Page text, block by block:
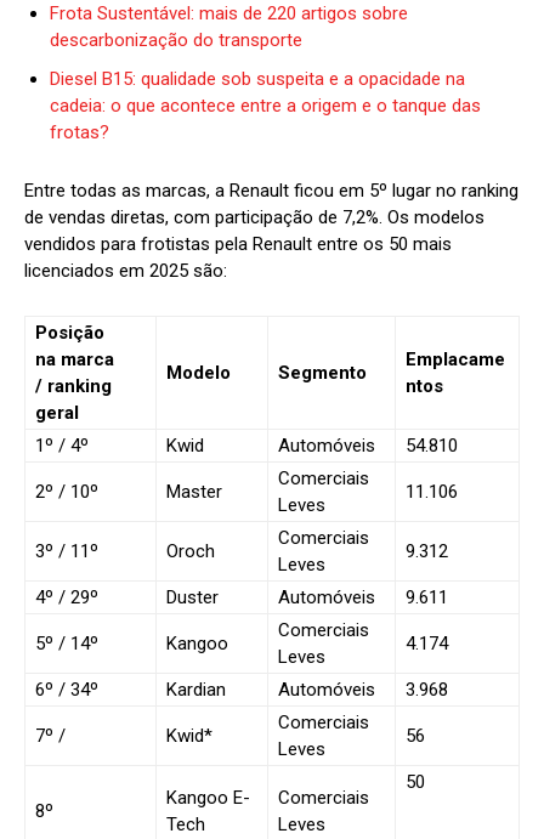
Frota Sustentável: mais de 220 artigos sobre
descarbonização do transporte
Diesel B15: qualidade sob suspeita e a opacidade na
cadeia: o que acontece entre a origem e o tanque das
frotas?
Entre todas as marcas, a Renault ficou em 5º lugar no ranking
de vendas diretas, com participação de 7,2%. Os modelos
vendidos para frotistas pela Renault entre os 50 mais
licenciados em 2025 são:
Posição
na marca
/ ranking
geral
Modelo Segmento
Emplacame
ntos
1º / 4º Kwid Automóveis 54.810
2º / 10º Master
Comerciais
Leves
11.106
3º / 11º Oroch
Comerciais
Leves
9.312
4º / 29º Duster Automóveis 9.611
5º / 14º Kangoo
Comerciais
Leves
4.174
6º / 34º Kardian Automóveis 3.968
7º / Kwid*
Comerciais
Leves
56
8º
Kangoo E-
Tech
Comerciais
Leves
50